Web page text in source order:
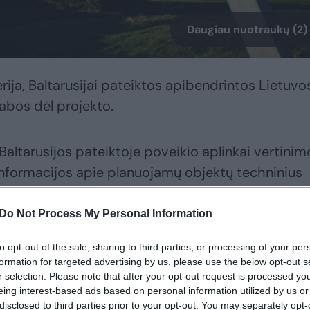
Do Not Process My Personal Information
opt-out of the sale, sharing to third parties, or processing of your
for targeted advertising by us, please use the below opt-out
selection. Please note that after your opt-out request is processed
interest-based ads based on personal information utilized by us
to third parties prior to your opt-out. You may separately
Daugiau nuotraukų (2)
Baltarusijai pateiktos apibendrintos
dėl projekto.
pateiktoje poveikio aplinkai
apie planuojamų objektų techninius
rūšis, kiekius, jų tvarkymo technologijas bei
saugos pagrindimą.
jog vertinime būtų visapusiškai nagrinėjamas
avarinių situacijų poveikis aplinkai ir
kaimyninėms valstybėms.